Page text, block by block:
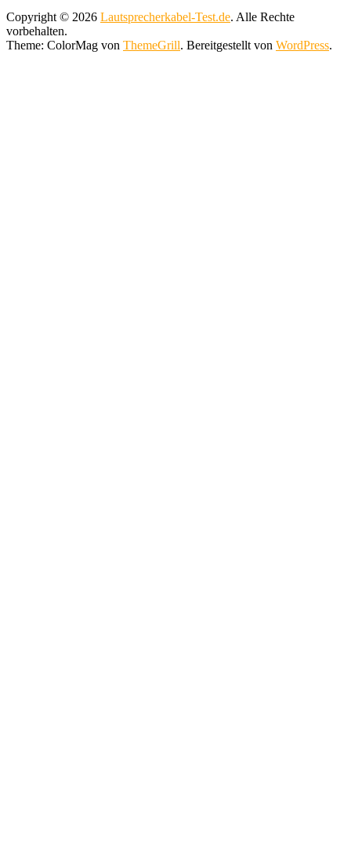
Copyright © 2026 Lautsprecherkabel-Test.de. Alle Rechte
vorbehalten.
Theme: ColorMag von ThemeGrill. Bereitgestellt von WordPress.